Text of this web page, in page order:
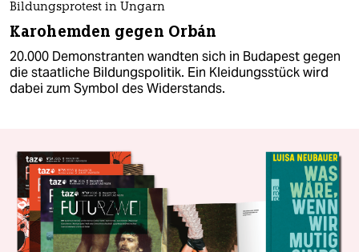
Bildungsprotest in Ungarn
Karohemden gegen Orbán
20.000 Demonstranten wandten sich in Budapest gegen
die staatliche Bildungspolitik. Ein Kleidungsstück wird
dabei zum Symbol des Widerstands.